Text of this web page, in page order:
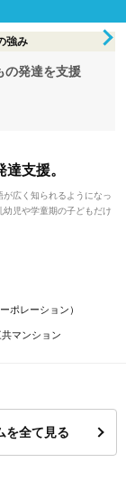
強み
の発達を支援
支援。
広く知られるようになっ
児や学童期の子どもだけ
ポレーション）
マンション
を全て見る